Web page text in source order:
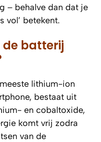
– behalve dan dat je
vol’ betekent.
de batterij
lithium-ion
bestaat uit
en cobaltoxide,
komt vrij zodra
van de